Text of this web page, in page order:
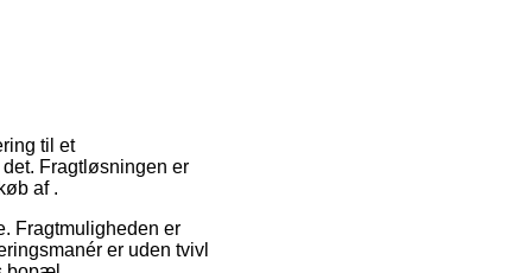
til et
Fragtløsningen er
af .
Fragtmuligheden er
er uden tvivl